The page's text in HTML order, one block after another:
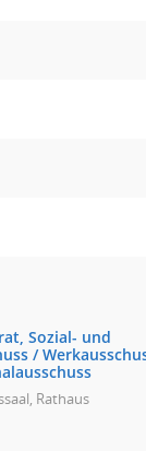
Sozial- und
/
Rathaus